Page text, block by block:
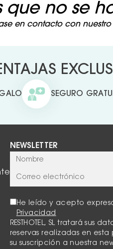
que no se
en contacto con nuestro
SEGURO
NEWSLETTER
He leído y acepto
Privacidad
RESTHOTEL, SL tratará sus
reservas realizadas en
su suscripción a nuestra